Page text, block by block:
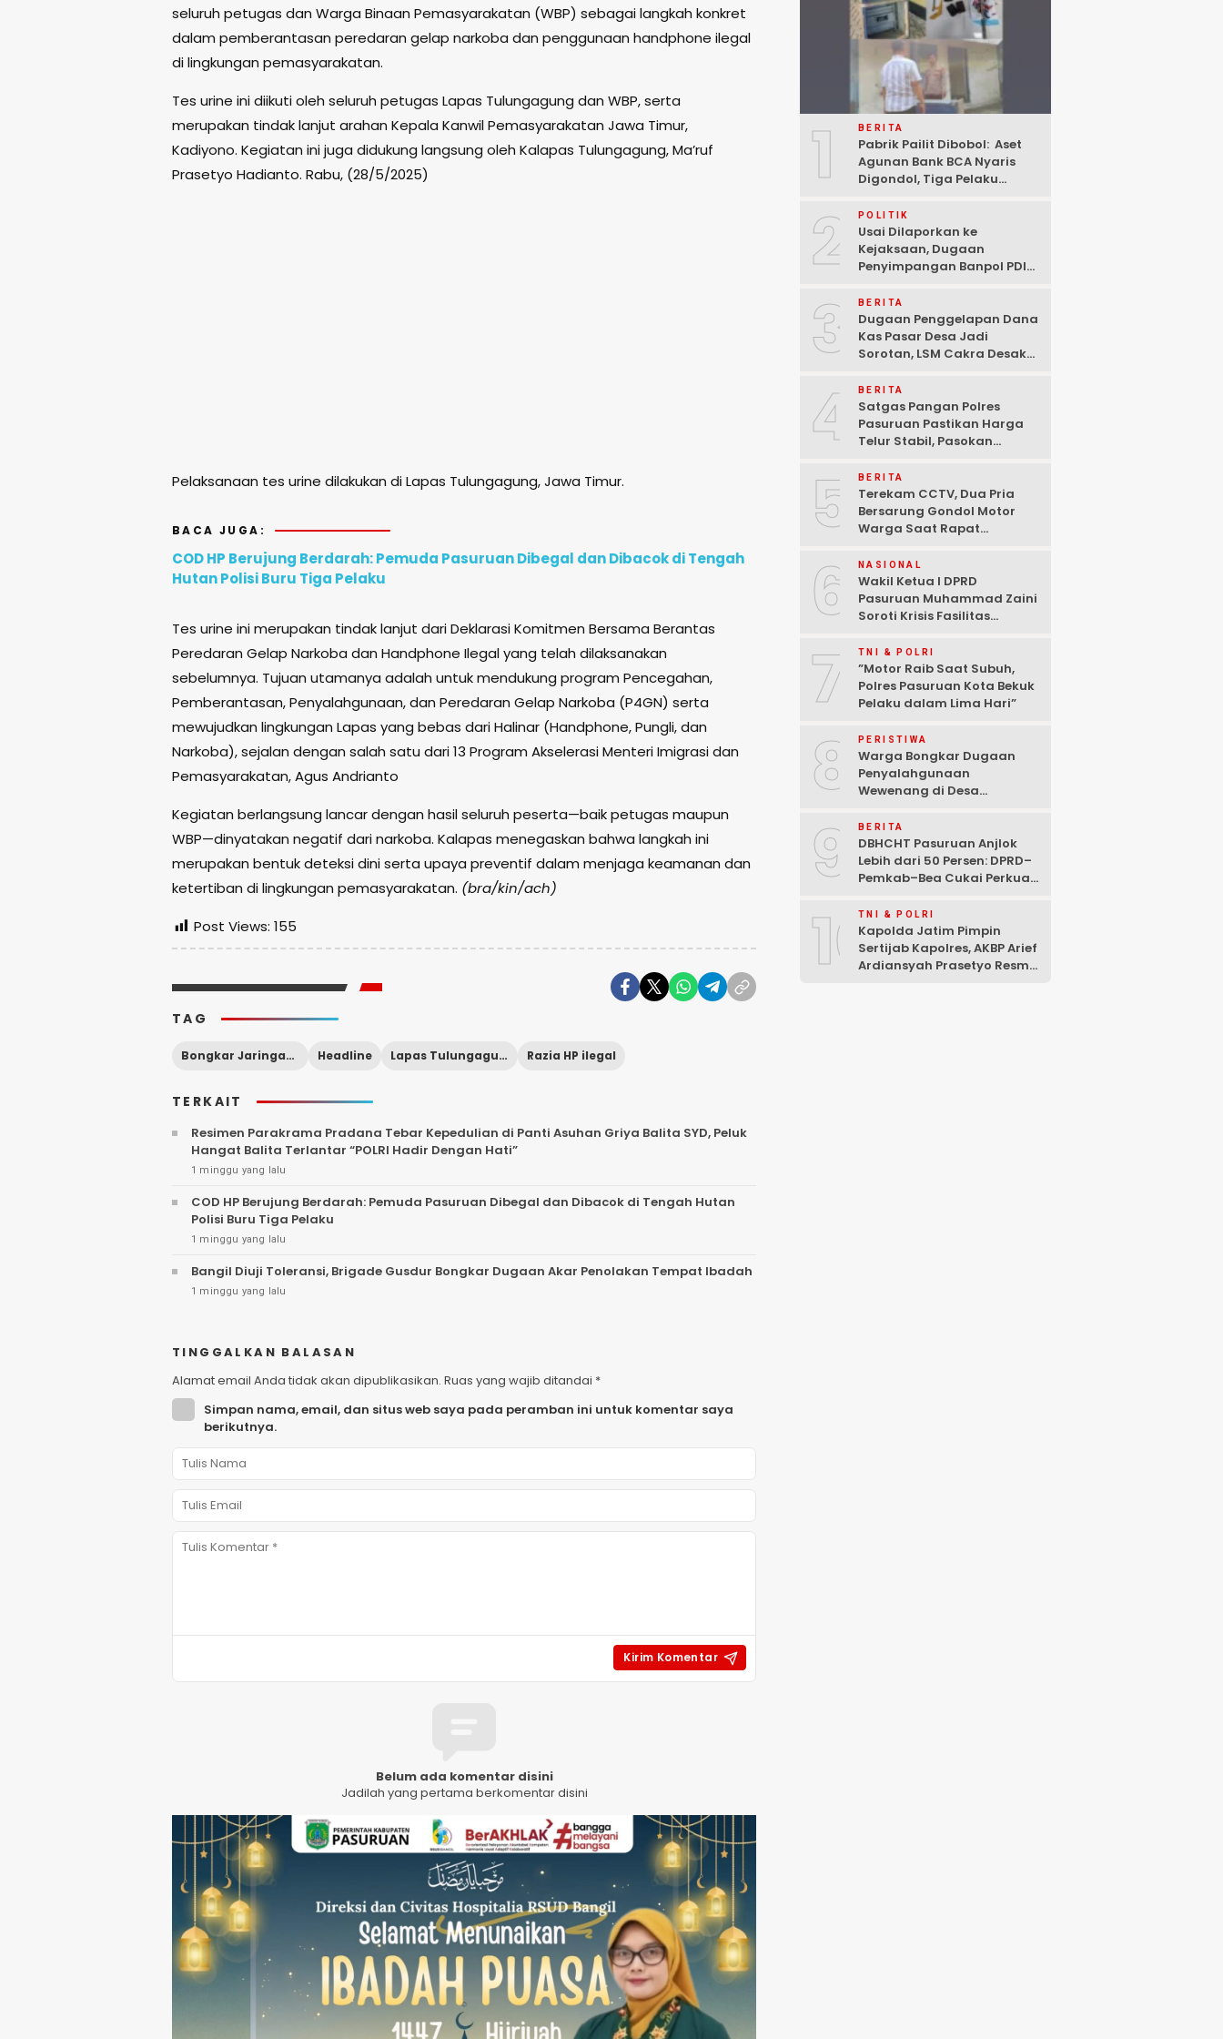
seluruh petugas dan Warga Binaan Pemasyarakatan (WBP) sebagai langkah konkret
dalam pemberantasan peredaran gelap narkoba dan penggunaan handphone ilegal
di lingkungan pemasyarakatan.
Tes urine ini diikuti oleh seluruh petugas Lapas Tulungagung dan WBP, serta
merupakan tindak lanjut arahan Kepala Kanwil Pemasyarakatan Jawa Timur,
Kadiyono. Kegiatan ini juga didukung langsung oleh Kalapas Tulungagung, Ma’ruf
Prasetyo Hadianto. Rabu, (28/5/2025)
Pelaksanaan tes urine dilakukan di Lapas Tulungagung, Jawa Timur.
BACA JUGA:
COD HP Berujung Berdarah: Pemuda Pasuruan Dibegal dan Dibacok di Tengah
Hutan Polisi Buru Tiga Pelaku
Tes urine ini merupakan tindak lanjut dari Deklarasi Komitmen Bersama Berantas
Peredaran Gelap Narkoba dan Handphone Ilegal yang telah dilaksanakan
sebelumnya. Tujuan utamanya adalah untuk mendukung program Pencegahan,
Pemberantasan, Penyalahgunaan, dan Peredaran Gelap Narkoba (P4GN) serta
mewujudkan lingkungan Lapas yang bebas dari Halinar (Handphone, Pungli, dan
Narkoba), sejalan dengan salah satu dari 13 Program Akselerasi Menteri Imigrasi dan
Pemasyarakatan, Agus Andrianto
Kegiatan berlangsung lancar dengan hasil seluruh peserta—baik petugas maupun
WBP—dinyatakan negatif dari narkoba. Kalapas menegaskan bahwa langkah ini
merupakan bentuk deteksi dini serta upaya preventif dalam menjaga keamanan dan
ketertiban di lingkungan pemasyarakatan. (bra/kin/ach)
Post Views: 155
TAG
Bongkar Jaringan Narkoba Headline Lapas Tulungagung Razia HP ilegal
TERKAIT
Resimen Parakrama Pradana Tebar Kepedulian di Panti Asuhan Griya Balita SYD, Peluk
Hangat Balita Terlantar “POLRI Hadir Dengan Hati”
1 minggu yang lalu
COD HP Berujung Berdarah: Pemuda Pasuruan Dibegal dan Dibacok di Tengah Hutan
Polisi Buru Tiga Pelaku
1 minggu yang lalu
Bangil Diuji Toleransi, Brigade Gusdur Bongkar Dugaan Akar Penolakan Tempat Ibadah
1 minggu yang lalu
TINGGALKAN BALASAN
Alamat email Anda tidak akan dipublikasikan. Ruas yang wajib ditandai *
Simpan nama, email, dan situs web saya pada peramban ini untuk komentar saya
berikutnya.
Belum ada komentar disini
Jadilah yang pertama berkomentar disini
1 BERITA
Pabrik Pailit Dibobol: Aset
Agunan Bank BCA Nyaris
Digondol, Tiga Pelaku
Pasuruan
2 POLITIK
Usai Dilaporkan ke
Kejaksaan, Dugaan
Penyimpangan Banpol PDIP
Tuntas “6 Eks Ketua PAC
Cabut Laporan”
3 BERITA
Dugaan Penggelapan Dana
Kas Pasar Desa Jadi
Sorotan, LSM Cakra Desak
4 BERITA
Satgas Pangan Polres
Pasuruan Pastikan Harga
Telur Stabil, Pasokan
Kekhawatiran Fluktuasi
5 BERITA
Terekam CCTV, Dua Pria
Bersarung Gondol Motor
Warga Saat Rapat
6 NASIONAL
Wakil Ketua I DPRD
Pasuruan Muhammad Zaini
Soroti Krisis Fasilitas
Anggaran
7 TNI & POLRI
‎”Motor Raib Saat Subuh,
Polres Pasuruan Kota Bekuk
Pelaku dalam Lima Hari” ‎
8 PERISTIWA
Warga Bongkar Dugaan
Penyalahgunaan
Wewenang di Desa
Mencuat
9 BERITA
DBHCHT Pasuruan Anjlok
Lebih dari 50 Persen: DPRD–
Pemkab–Bea Cukai Perkuat
Rokok Ilegal
10TNI & POLRI
Kapolda Jatim Pimpin
Sertijab Kapolres, AKBP Arief
Ardiansyah Prasetyo Resmi